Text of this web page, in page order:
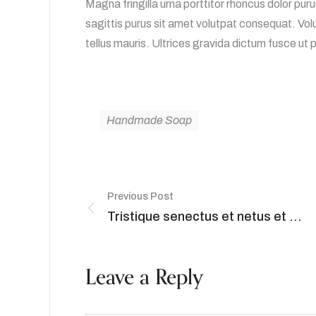
Magna fringilla urna porttitor rhoncus dolor
sagittis purus sit amet volutpat consequat.
tellus mauris. Ultrices gravida dictum fusce ut
Handmade Soap
Previous Post
Tristique senectus et netus et malesuada
Leave a Reply